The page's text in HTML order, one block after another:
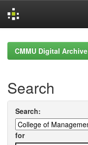
navigationCMMU Digital Archive
Search
Search:
for